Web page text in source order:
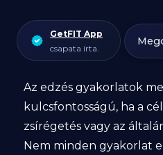
GetFIT App
csapata írta.
Az edzés gyakorlatok
kulcsfontosságú, ha a
zsírégetés vagy az
Nem minden gyakorlat